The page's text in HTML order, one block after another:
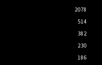
2078
514
382
230
186